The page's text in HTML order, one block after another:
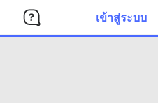
เข้าสู่ระบบ